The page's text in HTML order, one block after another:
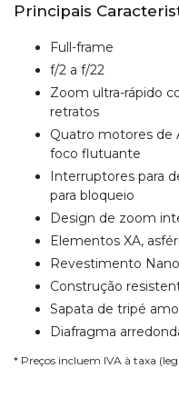
Principais
Full-frame
f/2 a f/22
Zoom ultra-rápido
retratos
Quatro motores de
foco flutuante
Interruptores para
para bloqueio
Design de zoom
Elementos XA,
Revestimento
Construção
Sapata de tripé
Diafragma
* Preços incluem IVA à taxa